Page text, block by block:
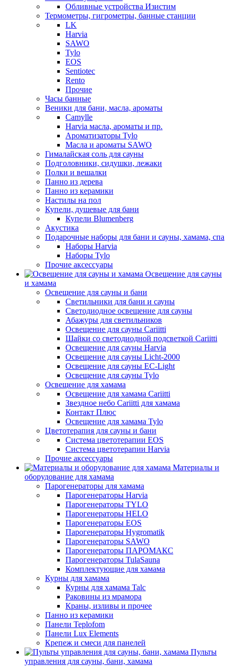
Обливные устройства Изистим
Термометры, гигрометры, банные станции
LK
Harvia
SAWO
Tylo
EOS
Sentiotec
Rento
Прочие
Часы банные
Веники для бани, масла, ароматы
Camylle
Harvia масла, ароматы и пр.
Ароматизаторы Tylo
Масла и ароматы SAWO
Гималайская соль для сауны
Подголовники, сидушки, лежаки
Полки и вешалки
Панно из дерева
Панно из керамики
Настилы на пол
Купели, душевые для бани
Купели Blumenberg
Акустика
Подарочные наборы для бани и сауны, хамама, спа
Наборы Harvia
Наборы Tylo
Прочие аксессуары
Освещение для сауны
и хамама
Освещение для сауны и бани
Светильники для бани и сауны
Светодиодное освещение для сауны
Абажуры для светильников
Освещение для сауны Cariitti
Шайки со светодиодной подсветкой Cariitti
Освещение для сауны Harvia
Освещение для сауны Licht-2000
Освещение для сауны EC-Light
Освещение для сауны Tylo
Освещение для хамама
Освещение для хамама Cariitti
Звездное небо Cariitti для хамама
Контакт Плюс
Освещение для хамама Tylo
Цветотерапия для сауны и бани
Система цветотерапии EOS
Система цветотерапии Harvia
Прочие аксессуары
Материалы и
оборудование для хамама
Парогенераторы для хамама
Парогенераторы Harvia
Парогенераторы TYLO
Парогенераторы HELO
Парогенераторы EOS
Парогенераторы Hygromatik
Парогенераторы SAWO
Парогенераторы ПАРОМАКС
Парогенераторы TulaSauna
Комплектующие для хамама
Курны для хамама
Курны для хамама Talc
Раковины из мрамора
Краны, изливы и прочее
Панно из керамики
Панели Teplofom
Панели Lux Elements
Крепеж и смеси для панелей
Пульты
управления для сауны, бани, хамама